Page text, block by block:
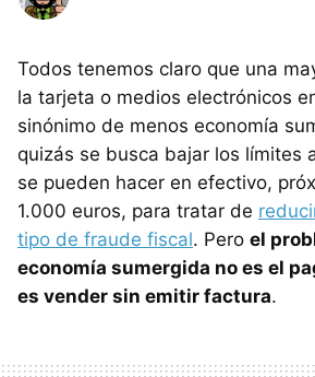
Todos tenemos claro que una
la tarjeta o medios electrónicos
sinónimo de menos economía
quizás se busca bajar los límites
se pueden hacer en efectivo,
1.000 euros, para tratar de
tipo de fraude fiscal. Pero el
economía sumergida no es el
es vender sin emitir factura.